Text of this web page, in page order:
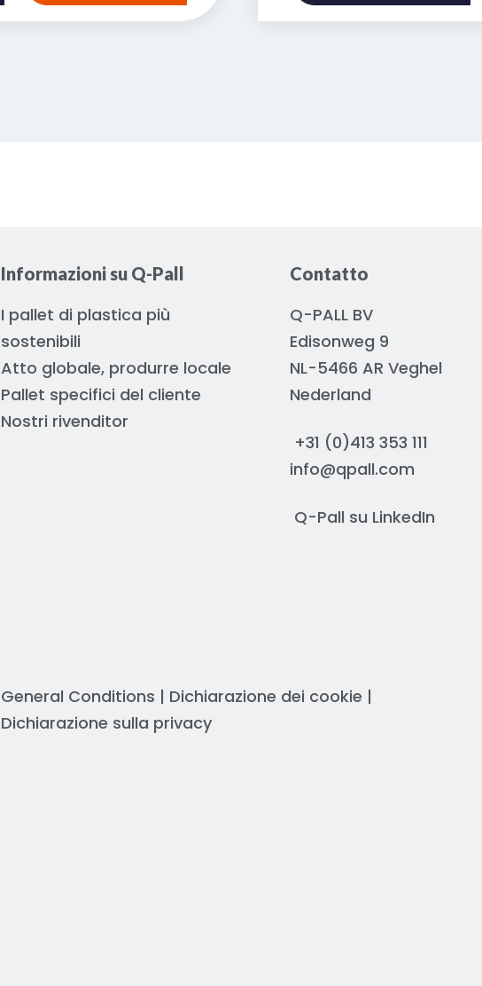
Informazioni su Q-Pall
I pallet di plastica più
sostenibili
Atto globale, produrre locale
Pallet specifici del cliente
Nostri rivenditor
Contatto
Q-PALL BV
Edisonweg 9
NL-5466 AR Veghel
Nederland
+31 (0)413 353 111
info@qpall.com
Q-Pall su LinkedIn
General Conditions | Dichiarazione dei cookie |
Dichiarazione sulla privacy